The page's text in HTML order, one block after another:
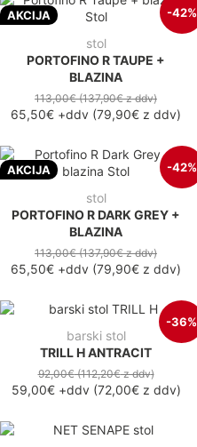
AKCIJA -42%
stol
PORTOFINO R TAUPE +
BLAZINA
113,00€(137,90€z ddv)
65,50€ +ddv (79,90€ z ddv)
AKCIJA -42%
stol
PORTOFINO R DARK GREY +
BLAZINA
113,00€(137,90€z ddv)
65,50€ +ddv (79,90€ z ddv)
-36%
barski stol
TRILL H ANTRACIT
92,00€(112,20€z ddv)
59,00€+ddv(72,00€z ddv)